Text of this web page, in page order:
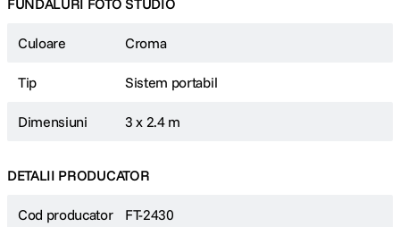
FUNDALURI FOTO STUDIO
Culoare Croma
Tip Sistem portabil
Dimensiuni 3 x 2.4 m
DETALII PRODUCATOR
Cod producator FT-2430